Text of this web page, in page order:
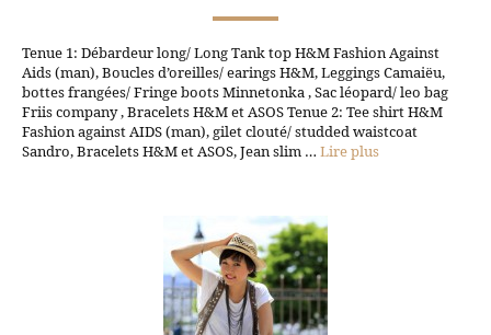
Tenue 1: Débardeur long/ Long Tank top H&M Fashion Against
Aids (man), Boucles d’oreilles/ earings H&M, Leggings Camaiëu,
bottes frangées/ Fringe boots Minnetonka , Sac léopard/ leo bag
Friis company , Bracelets H&M et ASOS Tenue 2: Tee shirt H&M
Fashion against AIDS (man), gilet clouté/ studded waistcoat
Sandro, Bracelets H&M et ASOS, Jean slim … Lire plus